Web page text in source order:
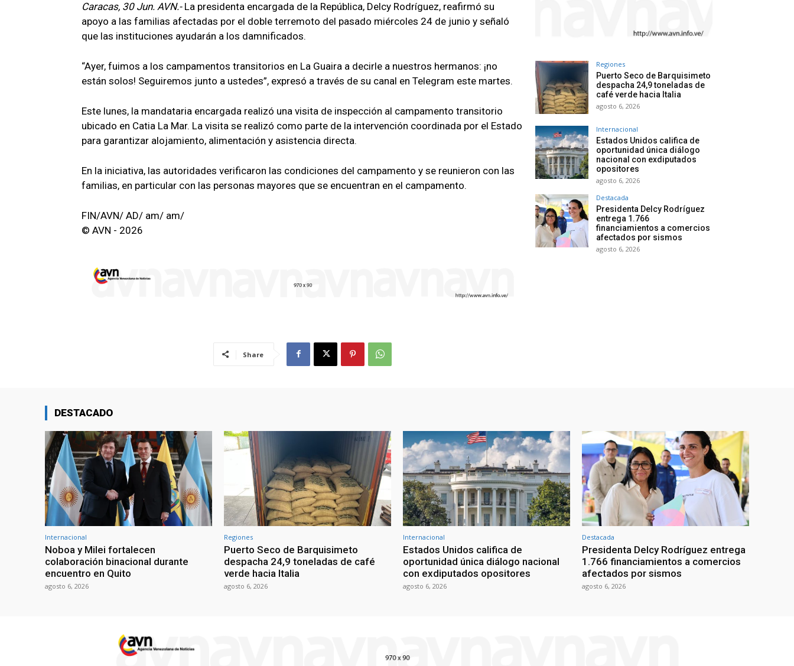
Caracas, 30 Jun. AVN.- La presidenta encargada de la República, Delcy Rodríguez, reafirmó su
apoyo a las familias afectadas por el doble terremoto del pasado miércoles 24 de junio y señaló
que las instituciones ayudarán a los damnificados.
“Ayer, fuimos a los campamentos transitorios en La Guaira a decirle a nuestros hermanos: ¡no
están solos! Seguiremos junto a ustedes”, expresó a través de su canal en Telegram este martes.
Este lunes, la mandataria encargada realizó una visita de inspección al campamento transitorio
ubicado en Catia La Mar. La visita se realizó como parte de la intervención coordinada por el Estado
para garantizar alojamiento, alimentación y asistencia directa.
En la iniciativa, las autoridades verificaron las condiciones del campamento y se reunieron con las
familias, en particular con las personas mayores que se encuentran en el campamento.
FIN/AVN/ AD/ am/ am/
© AVN - 2026
Share
Regiones
Puerto Seco de Barquisimeto
despacha 24,9 toneladas de
café verde hacia Italia
agosto 6, 2026
Internacional
Estados Unidos califica de
oportunidad única diálogo
nacional con exdiputados
opositores
agosto 6, 2026
Destacada
Presidenta Delcy Rodríguez
entrega 1.766
financiamientos a comercios
afectados por sismos
agosto 6, 2026
DESTACADO
Internacional
Noboa y Milei fortalecen
colaboración binacional durante
encuentro en Quito
agosto 6, 2026
Regiones
Puerto Seco de Barquisimeto
despacha 24,9 toneladas de café
verde hacia Italia
agosto 6, 2026
Internacional
Estados Unidos califica de
oportunidad única diálogo nacional
con exdiputados opositores
agosto 6, 2026
Destacada
Presidenta Delcy Rodríguez entrega
1.766 financiamientos a comercios
afectados por sismos
agosto 6, 2026